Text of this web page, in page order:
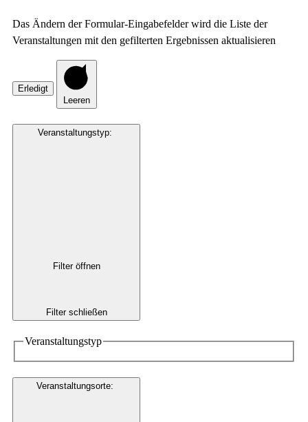
Das Ändern der Formular-Eingabefelder wird die Liste der
Veranstaltungen mit den gefilterten Ergebnissen aktualisieren
Erledigt
Leeren
Veranstaltungstyp:
Filter öffnen
Filter schließen
Veranstaltungstyp
Veranstaltungsorte: